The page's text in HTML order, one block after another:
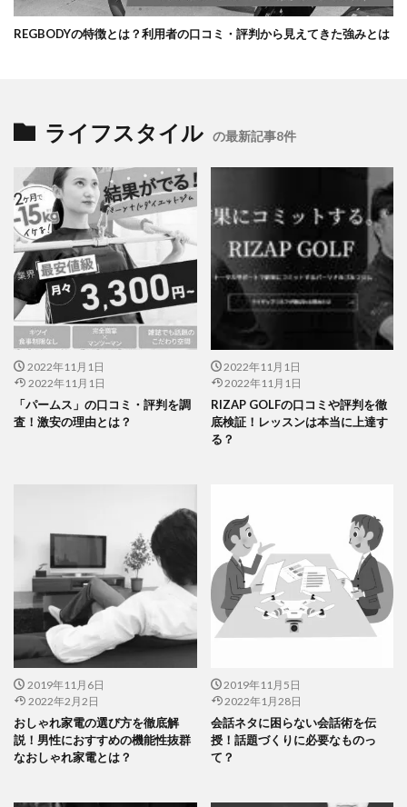
REGBODYの特徴とは？利用者の口コミ・評判から見えてきた強みとは
ライフスタイル の最新記事8件
2022年11月1日
2022年11月1日
「パームス」の口コミ・評判を調
査！激安の理由とは？
2022年11月1日
2022年11月1日
RIZAP GOLFの口コミや評判を徹
底検証！レッスンは本当に上達す
る？
2019年11月6日
2022年2月2日
おしゃれ家電の選び方を徹底解
説！男性におすすめの機能性抜群
なおしゃれ家電とは？
2019年11月5日
2022年1月28日
会話ネタに困らない会話術を伝
授！話題づくりに必要なものっ
て？